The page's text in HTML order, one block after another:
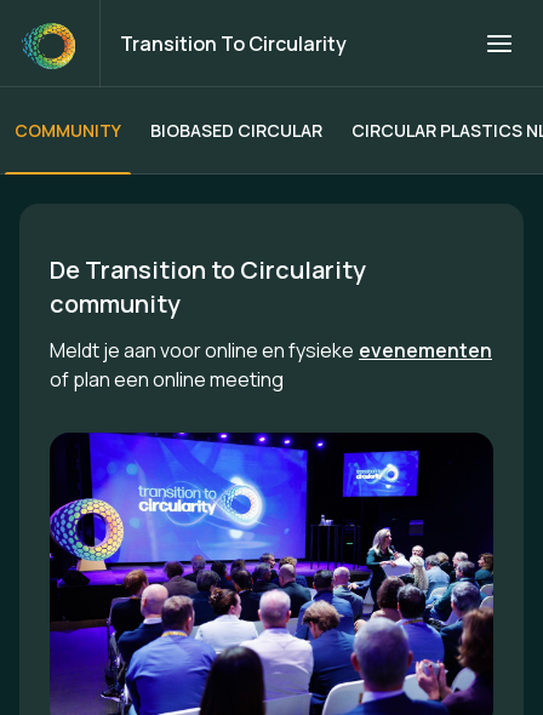
Transition To Circularity
COMMUNITY BIOBASED CIRCULAR CIRCULAR PLASTICS
De Transition to Circularity
community
Meldt je aan voor online en fysieke evenementen
of plan een online meeting